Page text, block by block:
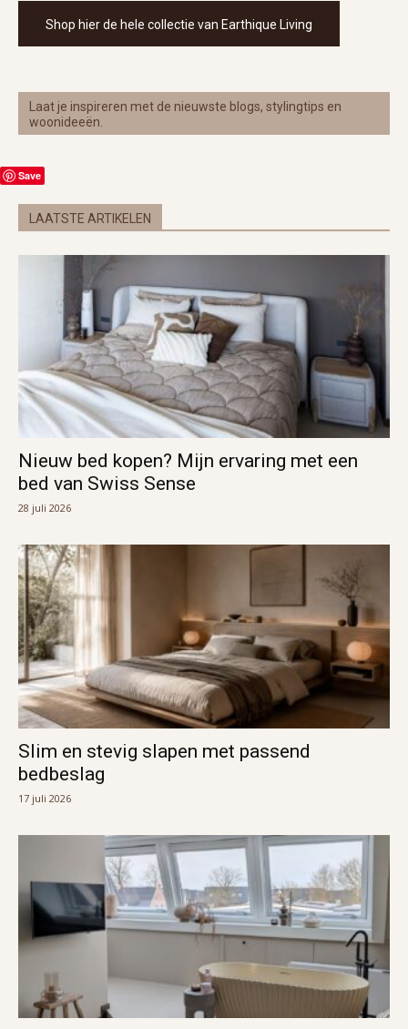
Shop hier de hele collectie van Earthique Living
Laat je inspireren met de nieuwste blogs, stylingtips en
woonideeën.
Save
LAATSTE ARTIKELEN
Nieuw bed kopen? Mijn ervaring met een
bed van Swiss Sense
28 juli 2026
Slim en stevig slapen met passend
bedbeslag
17 juli 2026